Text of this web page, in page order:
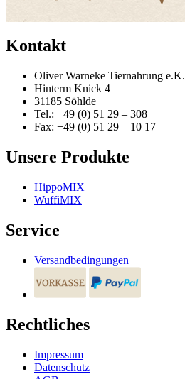
Kontakt
Oliver Warneke Tiernahrung e.K.
Hinterm Knick 4
31185 Söhlde
Tel.: +49 (0) 51 29 – 308
Fax: +49 (0) 51 29 – 10 17
Unsere Produkte
HippoMIX
WuffiMIX
Service
Versandbedingungen
Rechtliches
Impressum
Datenschutz